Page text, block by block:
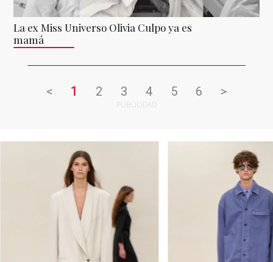
La ex Miss Universo Olivia Culpo ya es
mamá
< 1 2 3 4 5 6 >
PUBLICIDAD